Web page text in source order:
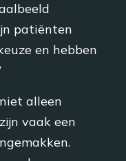
patiënten
en hebben
alleen
vaak een